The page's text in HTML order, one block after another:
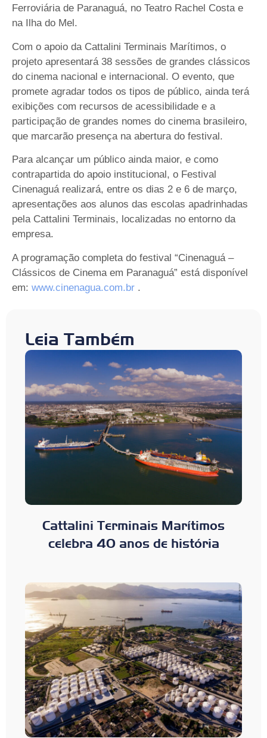
Ferroviária de Paranaguá, no Teatro Rachel Costa e
na Ilha do Mel.
Com o apoio da Cattalini Terminais Marítimos, o
projeto apresentará 38 sessões de grandes clássicos
do cinema nacional e internacional. O evento, que
promete agradar todos os tipos de público, ainda terá
exibições com recursos de acessibilidade e a
participação de grandes nomes do cinema brasileiro,
que marcarão presença na abertura do festival.
Para alcançar um público ainda maior, e como
contrapartida do apoio institucional, o Festival
Cinenaguá realizará, entre os dias 2 e 6 de março,
apresentações aos alunos das escolas apadrinhadas
pela Cattalini Terminais, localizadas no entorno da
empresa.
A programação completa do festival “Cinenaguá –
Clássicos de Cinema em Paranaguá” está disponível
em: www.cinenagua.com.br .
Leia Também
Cattalini Terminais Marítimos
celebra 40 anos de história